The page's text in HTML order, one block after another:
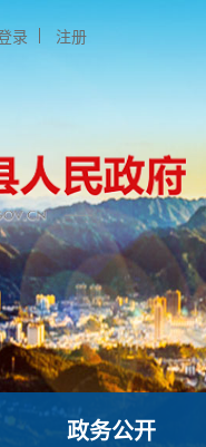
录 注册
政务公开